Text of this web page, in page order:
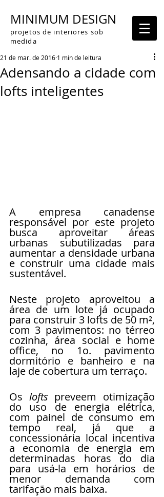
MINIMUM DESIGN
projetos de interiores sob
medida
Adensando a cidade com
lofts inteligentes
21 de mar. de 2016 1 min de leitura
A empresa canadense
responsável por este projeto
busca aproveitar áreas
urbanas subutilizadas para
aumentar a densidade urbana
e construir uma cidade mais
sustentável.
Neste projeto aproveitou a
área de um lote já ocupado
para construir 3 lofts de 50 m²,
com 3 pavimentos: no térreo
cozinha, área social e home
office, no 1o. pavimento
dormitório e banheiro e na
laje de cobertura um terraço.
Os lofts preveem otimização
do uso de energia elétrica,
com painel de consumo em
tempo real, já que a
concessionária local incentiva
a economia de energia em
determinadas horas do dia
para usá-la em horários de
menor demanda com
tarifação mais baixa.